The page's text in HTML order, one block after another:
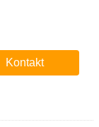
Kontakt